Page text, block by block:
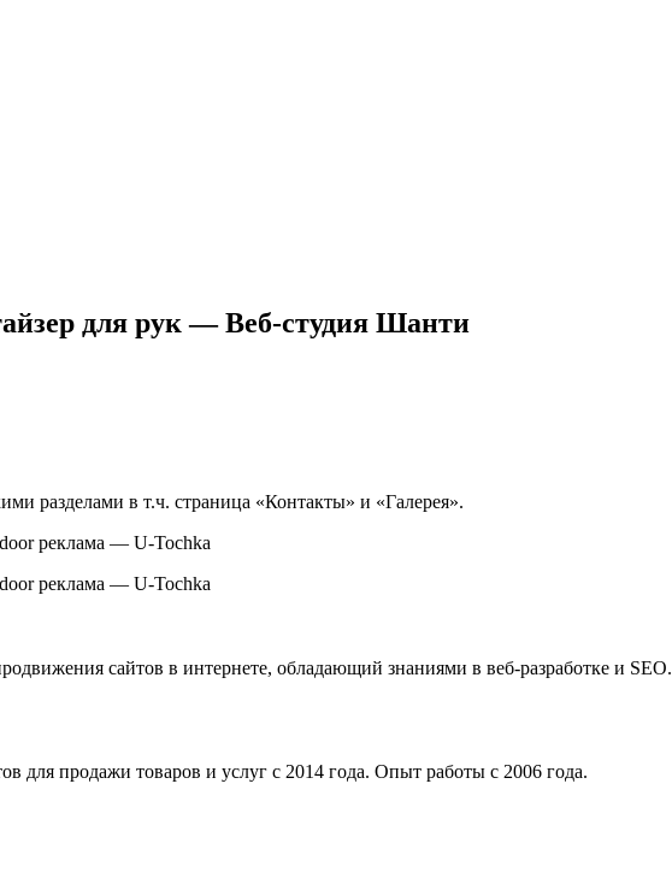
для рук — Веб-студия Шанти
разделами в т.ч. страница «Контакты» и «Галерея».
сайтов в интернете, обладающий знаниями в веб-разработке и SEO.
для продажи товаров и услуг с 2014 года. Опыт работы с 2006 года.